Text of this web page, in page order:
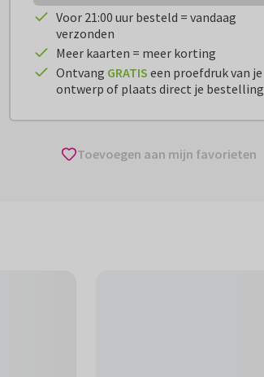
Voor 21:00 uur besteld = vandaag
verzonden
Meer kaarten = meer korting
Ontvang GRATIS een proefdruk van je
ontwerp of plaats direct je bestelling
Toevoegen aan mijn favorieten